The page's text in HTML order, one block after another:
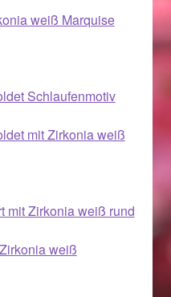
2016
2017
2018
weiß Marquise
Schlaufenmotiv
mit Zirkonia weiß
mit Zirkonia weiß rund
weiß